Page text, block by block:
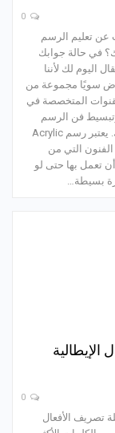
عن تعليم الرسم
في حالة جوابك
اليوم لك لأننا
سويًا مجموعة من
المتخصصة في
فن الرسم
بالأكريلك. يعتبر رسم Acrylic
التي من
تعمل بها حتى لو
بسيطة…
الإيطالية
تصريف الأفعال